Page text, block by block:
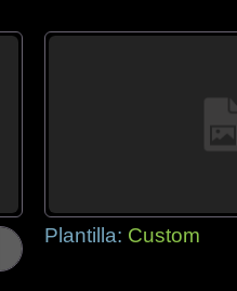
Plantilla: Custom